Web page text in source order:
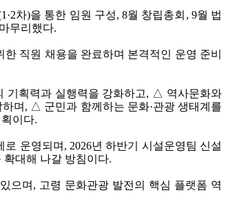
차)을 통한 임원 구성, 8월 창립총회 , 9월 법
무리했다.
직원 채용을 완료하며 본격적인 운영 준비
기획력과 실행력을 강화하고, △ 역사문화와
며 , △ 군민과 함께하는 문화·관광 생태계를
이다.
로 운영되며 , 2026년 하반기 시설운영팀 신설
확대해 나갈 방침이다.
으며 , 고령 문화관광 발전의 핵심 플랫폼 역